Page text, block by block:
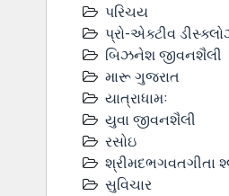
પરિચય
પ્રો-એક્ટીવ
બિઝનેશ જીવનશૈલી
મારૂ ગુજરાત
યાત્રાધામઃ
યુવા જીવનશૈલી
રસોઇ
શ્રીમદભગવતગીતા
સુવિચાર